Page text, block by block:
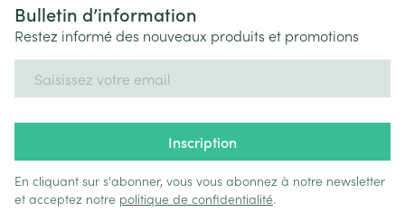
Bulletin d’information
Restez informé des nouveaux produits et promotions
Inscription
En cliquant sur s'abonner, vous vous abonnez à notre newsletter
et acceptez notre politique de confidentialité.